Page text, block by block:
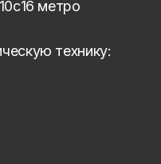
метро
технику: